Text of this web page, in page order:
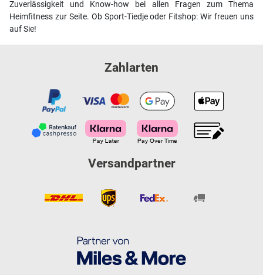
Zuverlässigkeit und Know-how bei allen Fragen zum Thema
Heimfitness zur Seite. Ob Sport-Tiedje oder Fitshop: Wir freuen uns
auf Sie!
Zahlarten
Versandpartner